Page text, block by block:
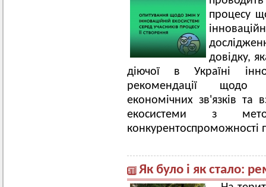
процесу
довідку,
діючої в Україні
рекомендації щодо
економічних зв'язків та
екосистеми з
конкурентоспроможності
Як було і як стало: